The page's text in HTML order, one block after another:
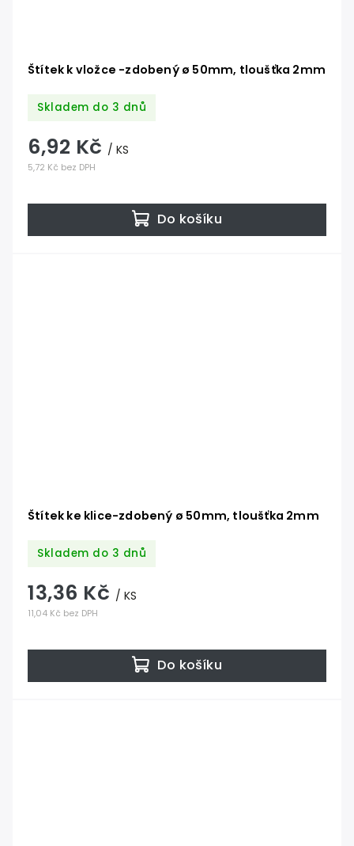
Štítek k vložce -zdobený ø 50mm, tloušťka 2mm
Skladem do 3 dnů
5,72 Kč bez DPH
6,92 Kč / KS
Do košíku
Štítek ke klice-zdobený ø 50mm, tloušťka 2mm
Skladem do 3 dnů
11,04 Kč bez DPH
13,36 Kč / KS
Do košíku